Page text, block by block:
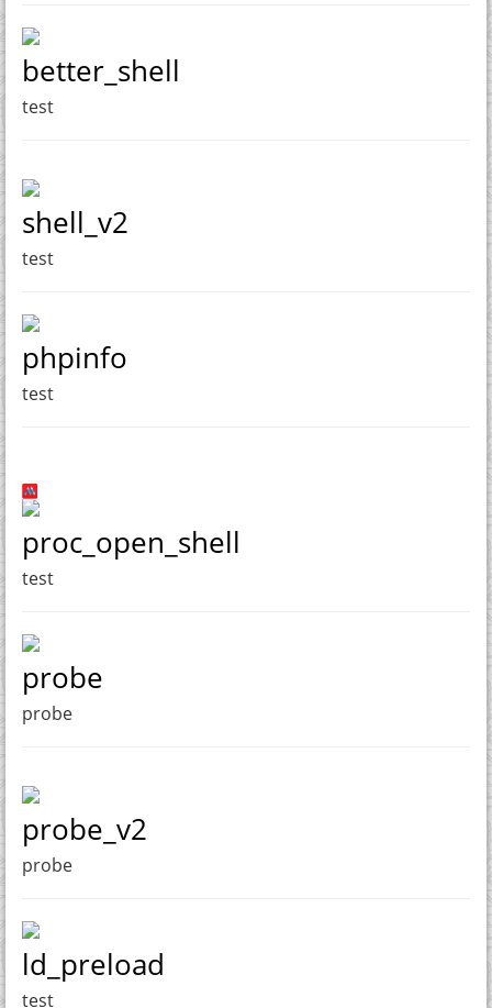
better_shell
test
shell_v2
test
phpinfo
test
proc_open_shell
test
probe
probe
probe_v2
probe
ld_preload
test